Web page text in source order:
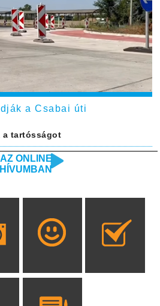
a Csabai úti
a tartósságot
ONLINE